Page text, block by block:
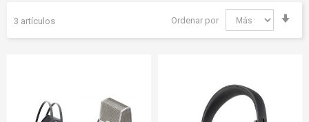
3 artículos Ordenar por